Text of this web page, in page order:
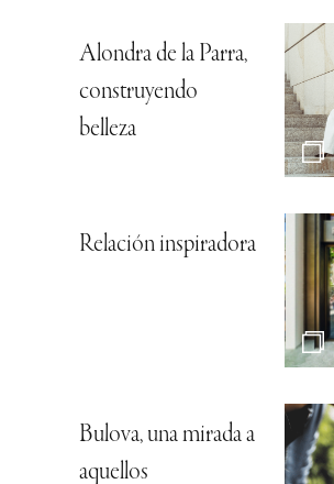
Alondra de la Parra,
construyendo
belleza
Relación inspiradora
Bulova, una mirada a
aquellos